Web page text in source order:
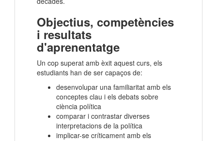
Objectius, competències
i resultats
d'aprenentatge
Un cop superat amb èxit aquest curs, els
estudiants han de ser capaços de:
desenvolupar una familiaritat amb els
conceptes clau i els debats sobre
ciència política
comparar i contrastar diverses
interpretacions de la política
implicar-se críticament amb els